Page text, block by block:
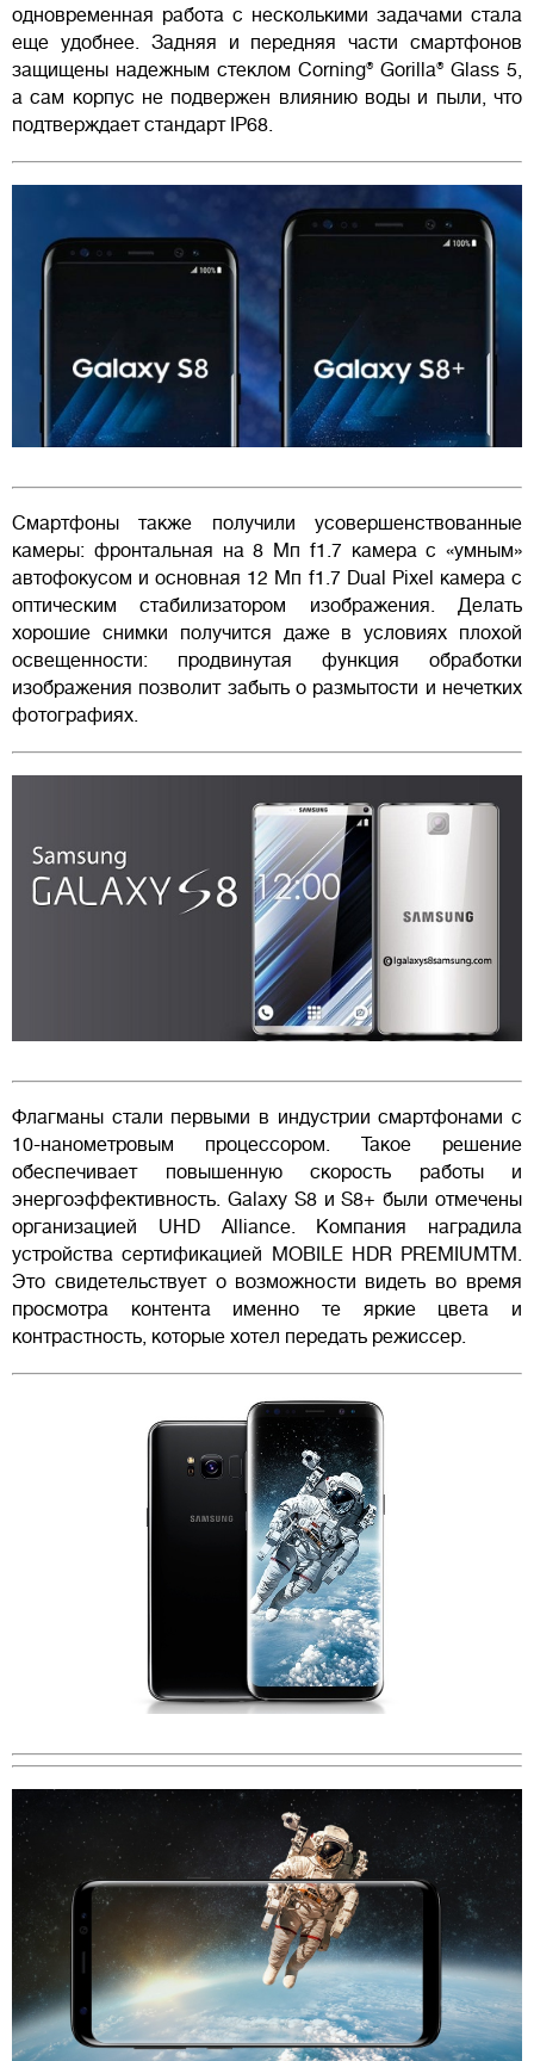
одновременная работа с несколькими задачами стала
еще удобнее. Задняя и передняя части смартфонов
защищены надежным стеклом Corning® Gorilla® Glass 5,
а сам корпус не подвержен влиянию воды и пыли, что
подтверждает стандарт IP68.
Смартфоны также получили усовершенствованные
камеры: фронтальная на 8 Мп f1.7 камера с «умным»
автофокусом и основная 12 Мп f1.7 Dual Pixel камера с
оптическим стабилизатором изображения. Делать
хорошие снимки получится даже в условиях плохой
освещенности: продвинутая функция обработки
изображения позволит забыть о размытости и нечетких
фотографиях.
Флагманы стали первыми в индустрии смартфонами с
10-нанометровым процессором. Такое решение
обеспечивает повышенную скорость работы и
энергоэффективность. Galaxy S8 и S8+ были отмечены
организацией UHD Alliance. Компания наградила
устройства сертификацией MOBILE HDR PREMIUMTM.
Это свидетельствует о возможности видеть во время
просмотра контента именно те яркие цвета и
контрастность, которые хотел передать режиссер.